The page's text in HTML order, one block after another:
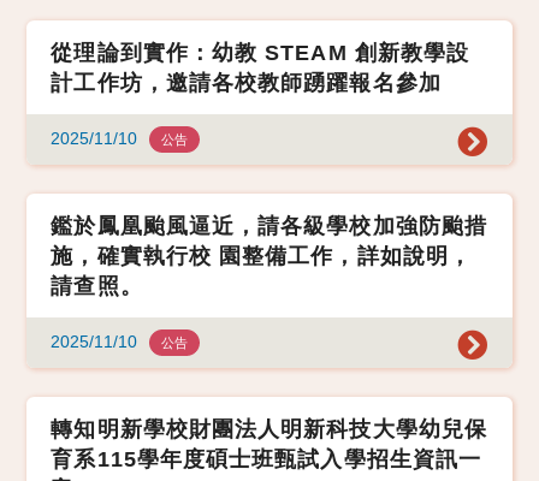
從理論到實作：幼教 STEAM 創新教學設
計工作坊，邀請各校教師踴躍報名參加
2025/11/10 公告
鑑於鳳凰颱風逼近，請各級學校加強防颱措
施，確實執行校 園整備工作，詳如說明，
請查照。
2025/11/10 公告
轉知明新學校財團法人明新科技大學幼兒保
育系115學年度碩士班甄試入學招生資訊一